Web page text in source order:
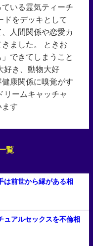
いる霊気ティーチ
ドをデッキとして
人間関係や恋愛カ
ました。 ときお
できてしまうこと
好き、動物大好
康関係に嗅覚がす
リームキャッチャ
ます
覧
は前世から縁がある相
ュアルセックスを不倫相